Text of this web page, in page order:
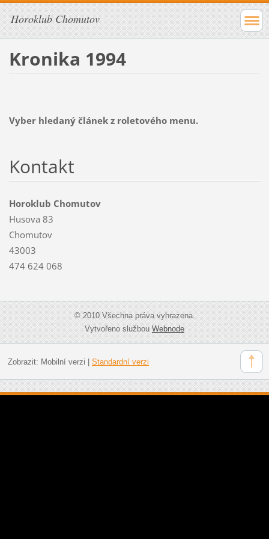
Horoklub Chomutov
Kronika 1994
Vyber hledaný článek z roletového menu.
Kontakt
Horoklub Chomutov
Husova 83
Chomutov
43003
474 624 068
© 2010 Všechna práva vyhrazena.
Vytvořeno službouWebnode
Zobrazit: Mobilní verzi Standardní verzi